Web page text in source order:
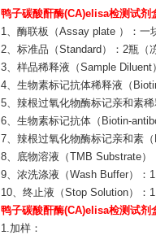
鸭子碳酸酐酶(CA)elisa检测试剂
1、酶联板（Assay plate ）：一
2、标准品（Standard）：2瓶（
3、样品稀释液（Sample Diluent
4、生物素标记抗体稀释液（
5、辣根过氧化物酶标记亲和素
6、生物素标记抗体（Biotin-
7、辣根过氧化物酶标记亲和素
8、底物溶液（TMB Substrate）
9、浓洗涤液（Wash Buffer）：
10、终止液（Stop Solution）：
鸭子碳酸酐酶(CA)elisa检测试剂
1.加样：